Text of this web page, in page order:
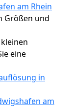
am Rhein
Größen und
eine
in
am